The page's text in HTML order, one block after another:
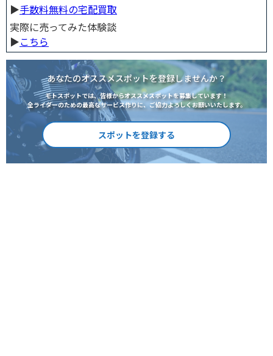
▶︎手数料無料の宅配買取
実際に売ってみた体験談
▶︎こちら
あなたのオススメスポットを登録しませんか？
モトスポットでは、皆様からオススメスポットを募集しています！
全ライダーのための最高なサービス作りに、ご協力よろしくお願いいたします。
スポットを登録する